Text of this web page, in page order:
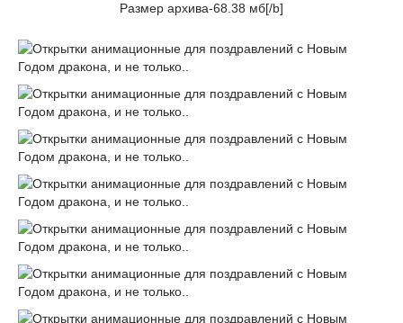
Размер архива-68.38 мб[/b]